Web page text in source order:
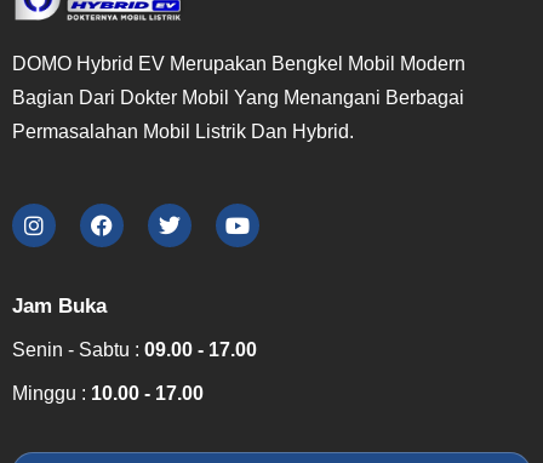
DOMO Hybrid EV Merupakan Bengkel Mobil Modern
Bagian Dari Dokter Mobil Yang Menangani Berbagai
Permasalahan Mobil Listrik Dan Hybrid.
Jam Buka
Senin - Sabtu : 09.00 - 17.00
Minggu : 10.00 - 17.00